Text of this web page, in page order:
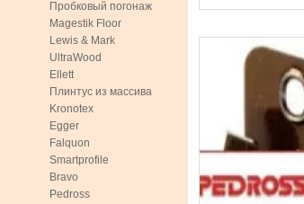
Пробковый погонаж
Magestik Floor
Lewis & Mark
UltraWood
Ellett
Плинтус из массива
Kronotex
Egger
Falquon
Smartprofile
Bravo
Pedross